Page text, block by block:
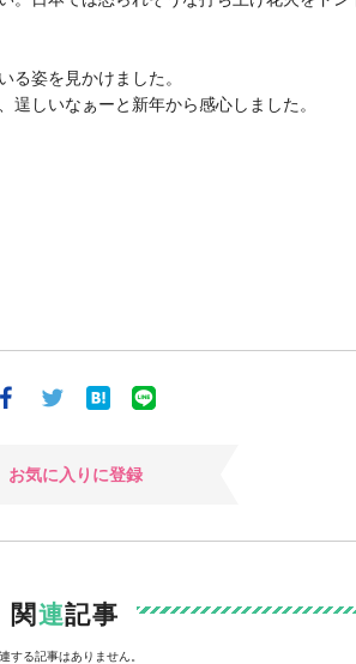
る姿を見かけました。
しいなぁーと新年から感心しました。
お気に入りに登録
関連記事
する記事はありません。